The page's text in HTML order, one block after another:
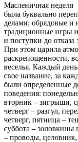
Масленичная неделя
была буквально
делами; обрядовые и
традиционные игры и
и поступки до отказа
При этом царила
раскрепощенности,
веселья. Каждый
свое название, за
были определенные
поведения:
вторник – зигрыши,
четверг – разгул,
четверг, пятница –
суббота – золовкины
– проводы,